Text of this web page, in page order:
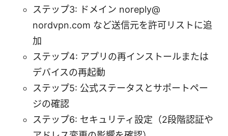
ステップ3: ドメイン noreply@
nordvpn.com など送信元を許可リストに追
加
ステップ4: アプリの再インストールまたは
デバイスの再起動
ステップ5: 公式ステータスとサポートペー
ジの確認
ステップ6: セキュリティ設定（2段階認証や